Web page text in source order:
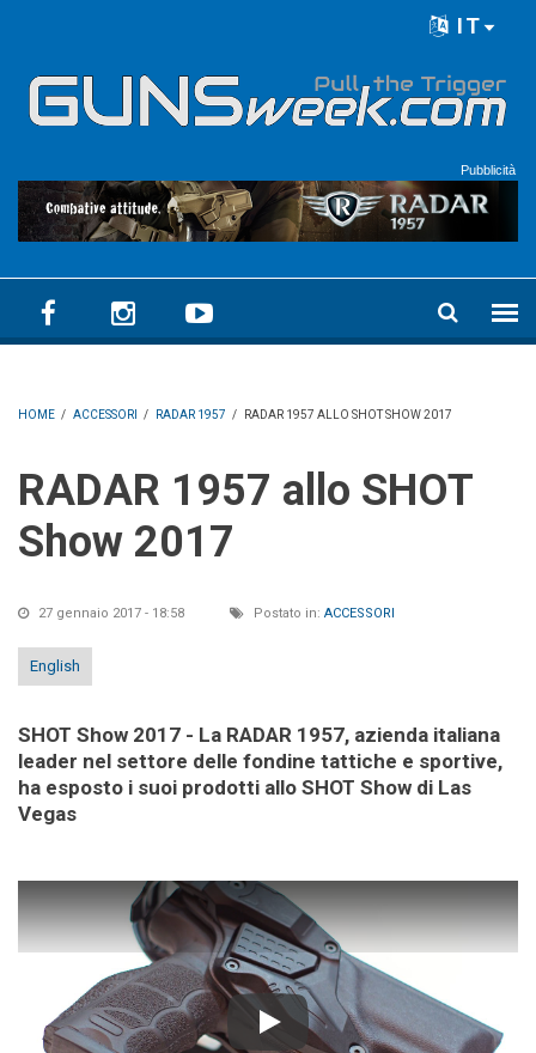
IT
Pubblicità
HOME / ACCESSORI / RADAR 1957 / RADAR 1957 ALLO SHOT SHOW 2017
RADAR 1957 allo SHOT
Show 2017
27 gennaio 2017 - 18:58 Postato in: ACCESSORI
English
SHOT Show 2017 - La RADAR 1957, azienda italiana
leader nel settore delle fondine tattiche e sportive,
ha esposto i suoi prodotti allo SHOT Show di Las
Vegas
Play